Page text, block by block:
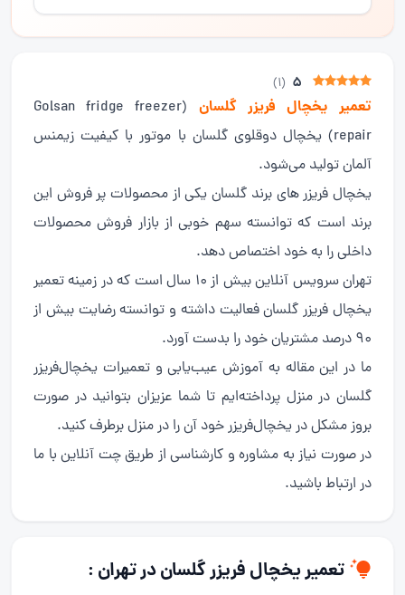
5
(
1
)
تعمیر یخچال فریزر گلسان
(Golsan fridge freezer
repair) یخچال دوقلوی گلسان با موتور با کیفیت زیمنس
آلمان تولید می‌شود.
یخچال فریزر های برند گلسان یکی از محصولات پر فروش این
برند است که توانسته سهم خوبی از بازار فروش محصولات
داخلی را به خود اختصاص دهد.
تهران سرویس آنلاین بیش از 10 سال است که در زمینه تعمیر
یخچال فریزر گلسان فعالیت داشته و توانسته رضایت بیش از
90 درصد مشتریان خود را بدست آورد.
ما در این مقاله به آموزش عیب‌یابی و تعمیرات یخچال‌فریزر
گلسان در منزل پرداخته‌ایم تا شما عزیزان بتوانید در صورت
بروز مشکل در یخچال‌فریزر خود آن را در منزل برطرف کنید.
در صورت نیاز به مشاوره و کارشناسی از طریق چت آنلاین با ما
در ارتباط باشید.
تعمیر یخچال فریزر گلسان در تهران :